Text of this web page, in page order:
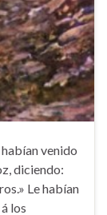
venido
diciendo:
Le habían
los